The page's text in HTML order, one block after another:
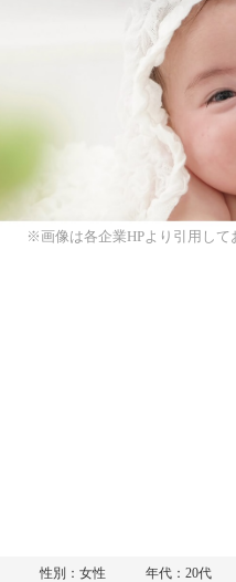
※画像は各企業HPより引用して
性別：女性 年代：20代